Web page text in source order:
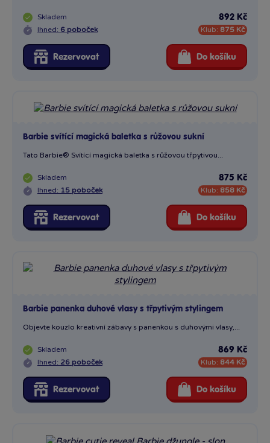
Skladem
Ihned: 6 poboček
892 Kč
Klub: 875 Kč
Rezervovat Do košíku
Barbie svítící magická baletka s růžovou sukní
Tato Barbie® Svítící magická baletka s růžovou třpytivou...
Skladem
Ihned: 15 poboček
875 Kč
Klub: 858 Kč
Rezervovat Do košíku
Barbie panenka duhové vlasy s třpytivým stylingem
Objevte kouzlo kreativní zábavy s panenkou s duhovými vlasy,...
Skladem
Ihned: 26 poboček
869 Kč
Klub: 844 Kč
Rezervovat Do košíku